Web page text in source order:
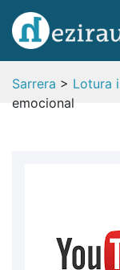
Sarrera > Lotura
emocional